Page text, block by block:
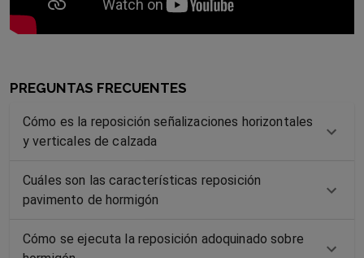
PREGUNTAS FRECUENTES
Cómo es la reposición señalizaciones horizontales
y verticales de calzada
Cuáles son las características reposición
pavimento de hormigón
Cómo se ejecuta la reposición adoquinado sobre